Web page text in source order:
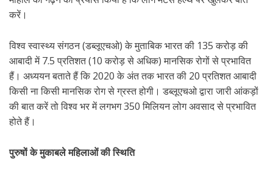
करें।
विश्व स्वास्थ्य संगठन (डब्लूएचओ) के मुताबिक भारत की 135 करोड़ की
आबादी में 7.5 प्रतिशत (10 करोड़ से अधिक) मानसिक रोगों से प्रभावित
हैं। अध्ययन बताते हैं कि 2020 के अंत तक भारत की 20 प्रतिशत आबादी
किसी ना किसी मानसिक रोग से ग्रस्त होगी। डब्लूएचओ द्वारा जारी आंकड़ों
की बात करें तो विश्व भर में लगभग 350 मिलियन लोग अवसाद से प्रभावित
होते हैं।
पुरुषों के मुकाबले महिलाओं की स्थिति